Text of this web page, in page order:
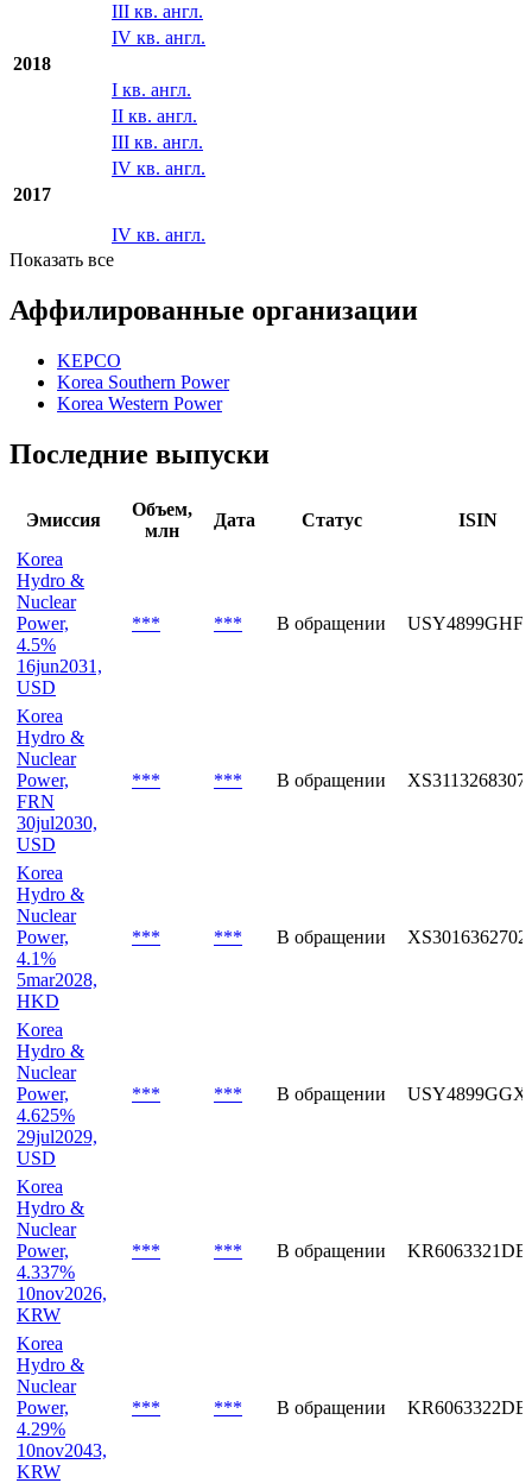
III кв. англ.
IV кв. англ.
2018
I кв. англ.
II кв. англ.
III кв. англ.
IV кв. англ.
2017
IV кв. англ.
Показать все
Аффилированные организации
KEPCO
Korea Southern Power
Korea Western Power
Последние выпуски
Эмиссия
Объем,
млн
Дата Статус
ISIN
Korea
Hydro &
Nuclear
Power,
4.5%
16jun2031,
USD
*** *** В обращении
Korea
Hydro &
Nuclear
Power,
FRN
30jul2030,
USD
*** *** В обращении XS3113268307
Korea
Hydro &
Nuclear
Power,
4.1%
5mar2028,
HKD
*** *** В обращении XS3016362702
Korea
Hydro &
Nuclear
Power,
4.625%
29jul2029,
USD
*** *** В обращении
Korea
Hydro &
Nuclear
Power,
4.337%
10nov2026,
KRW
*** *** В обращении
Korea
Hydro &
Nuclear
Power,
4.29%
10nov2043,
KRW
*** *** В обращении